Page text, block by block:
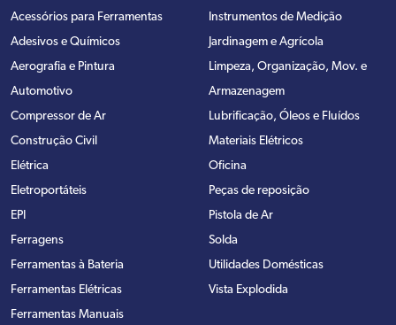
Acessórios para Ferramentas
Adesivos e Químicos
Aerografia e Pintura
Automotivo
Compressor de Ar
Construção Civil
Elétrica
Eletroportáteis
EPI
Ferragens
Ferramentas à Bateria
Ferramentas Elétricas
Ferramentas Manuais
Instrumentos de Medição
Jardinagem e Agrícola
Limpeza, Organização, Mov. e
Armazenagem
Lubrificação, Óleos e Fluídos
Materiais Elétricos
Oficina
Peças de reposição
Pistola de Ar
Solda
Utilidades Domésticas
Vista Explodida